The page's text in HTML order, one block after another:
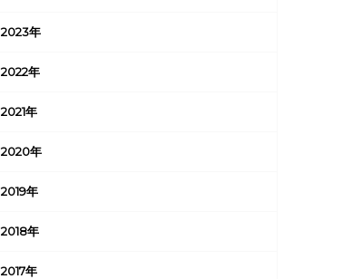
2023年
2022年
2021年
2020年
2019年
2018年
2017年